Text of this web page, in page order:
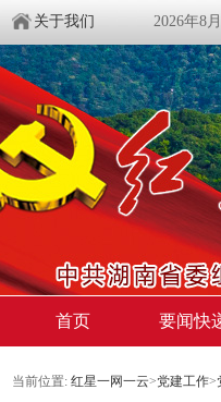
关于我们 2026年8
首页 要闻快
当前位置: 红星一网一云>党建工作>